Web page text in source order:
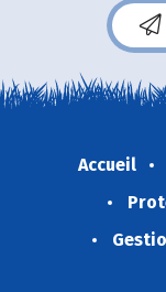
Accueil